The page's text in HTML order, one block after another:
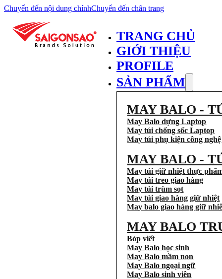
Chuyển đến nội dung chínhChuyển đến chân trang
TRANG CHỦ
GIỚI THIỆU
PROFILE
SẢN PHẨM
MAY BALO -
May Balo dựng Laptop
May túi chống sốc Laptop
May túi phụ kiện công nghệ
MAY BALO -
May túi giữ nhiệt thực
May túi treo giao hàng
May túi trùm sọt
May túi giao hàng giữ nhiệt
May balo giao hàng giữ
MAY BALO
Bóp viết
May Balo học sinh
May Balo mầm non
May Balo ngoại ngữ
May Balo sinh viên